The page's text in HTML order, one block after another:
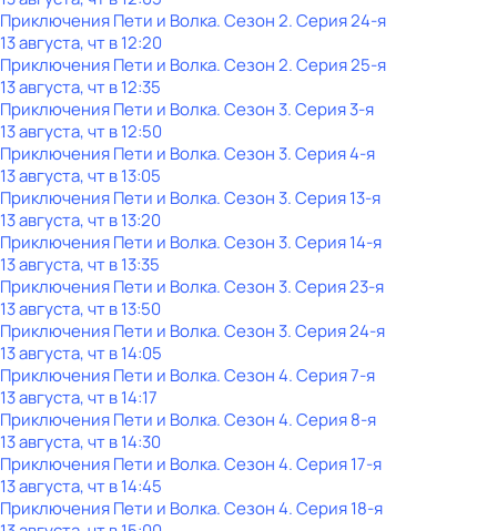
Приключения Пети и Волка. Сезон 2. Серия 24-я
13 августа, чт в 12:20
Приключения Пети и Волка. Сезон 2. Серия 25-я
13 августа, чт в 12:35
Приключения Пети и Волка. Сезон 3. Серия 3-я
13 августа, чт в 12:50
Приключения Пети и Волка. Сезон 3. Серия 4-я
13 августа, чт в 13:05
Приключения Пети и Волка. Сезон 3. Серия 13-я
13 августа, чт в 13:20
Приключения Пети и Волка. Сезон 3. Серия 14-я
13 августа, чт в 13:35
Приключения Пети и Волка. Сезон 3. Серия 23-я
13 августа, чт в 13:50
Приключения Пети и Волка. Сезон 3. Серия 24-я
13 августа, чт в 14:05
Приключения Пети и Волка. Сезон 4. Серия 7-я
13 августа, чт в 14:17
Приключения Пети и Волка. Сезон 4. Серия 8-я
13 августа, чт в 14:30
Приключения Пети и Волка. Сезон 4. Серия 17-я
13 августа, чт в 14:45
Приключения Пети и Волка. Сезон 4. Серия 18-я